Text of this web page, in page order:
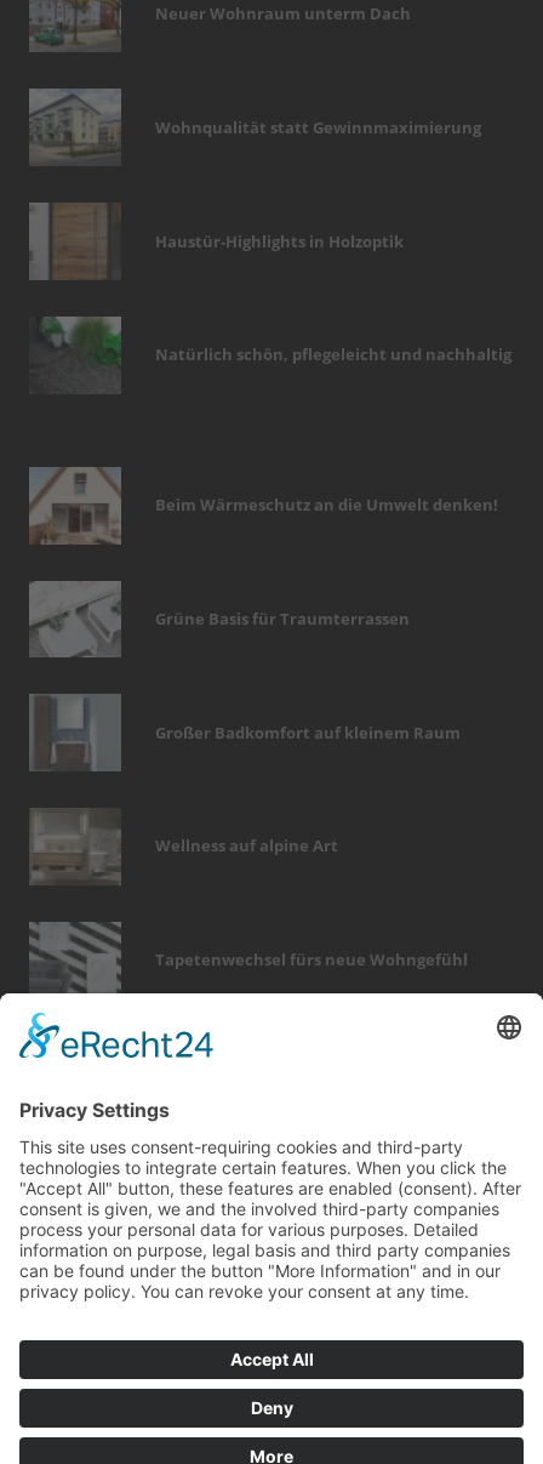
Neuer Wohnraum unterm Dach
Wohnqualität statt Gewinnmaximierung
Haustür-Highlights in Holzoptik
Natürlich schön, pflegeleicht und nachhaltig
Beim Wärmeschutz an die Umwelt denken!
Grüne Basis für Traumterrassen
Großer Badkomfort auf kleinem Raum
Wellness auf alpine Art
Tapetenwechsel fürs neue Wohngefühl
förderung beratung finanzierung
smart home
zaun
wärme fußboden garten
dämmung
dekoration
rund ums haus türen
heizung
hausbau
entfeuchtung sicherheit dach
feuer
Impressum